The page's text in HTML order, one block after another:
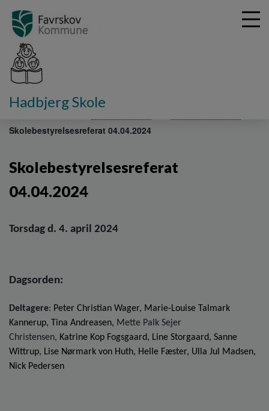
Hadbjerg Skole
Fakta om skolen
Skolebestyrelsesreferat 04.04.2024
Skolebestyrelsesreferat
04.04.2024
Torsdag d. 4. april 2024
Dagsorden:
Deltagere: Peter Christian Wager, Marie-Louise Talmark
Kannerup,
Tina Andreasen, Mette Palk Sejer
Christensen, Katrine Kop Fogsgaard, Line Storgaard, Sanne
Wittrup, Lise Nørmark von Huth, Helle Fæster, Ulla Jul Madsen,
Nick Pedersen